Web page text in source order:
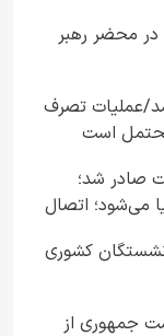
در محضر رهبر
عملیات تصرف
است
صادر شد؛
می‌شود؛ اتصال
بازنشستگان کشوری
جمهوری از